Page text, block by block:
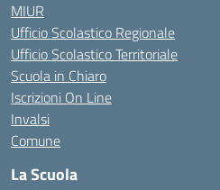
MIUR
Ufficio Scolastico Regionale
Ufficio Scolastico Territoriale
Scuola in Chiaro
Iscrizioni On Line
Invalsi
Comune
La Scuola